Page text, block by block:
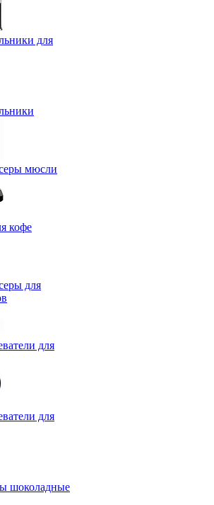
для
мюсли
кофе
для
для
для
шоколадные